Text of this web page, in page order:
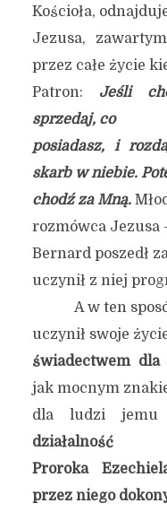
Kościoła,
Jezusa,
przez całe życie
Patron: Jeśli
sprzedaj, co
posiadasz, i
skarb w niebie.
chodź za Mną.
rozmówca Jezusa
Bernard poszedł
uczynił z niej
A w ten
uczynił swoje
świadectwem dla
jak mocnym
dla ludzi jemu
działalność
Proroka
przez niego